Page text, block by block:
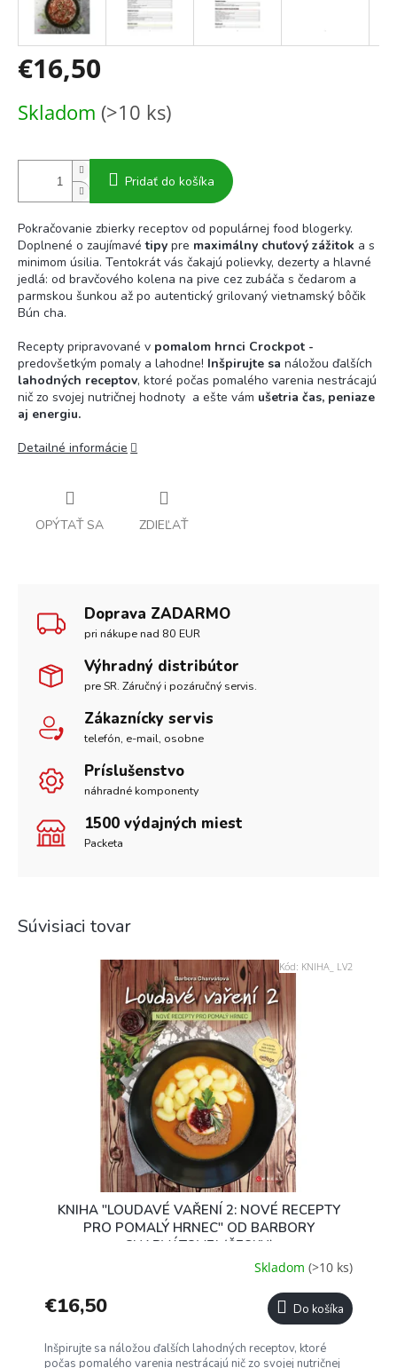
€16,50
cena:
Skladom (>10 ks)
Pridať do košíka
Pokračovanie zbierky receptov od populárnej food blogerky.
Doplnené o zaujímavé tipy pre maximálny chuťový zážitok a s
minimom úsilia. Tentokrát vás čakajú polievky, dezerty a hlavné
jedlá: od bravčového kolena na pive cez zubáča s čedarom a
parmskou šunkou až po autentický grilovaný vietnamský bôčik
Bún cha.
Recepty pripravované v pomalom hrnci Crockpot -
predovšetkým pomaly a lahodne! Inšpirujte sa náložou ďalších
lahodných receptov, ktoré počas pomalého varenia nestrácajú
nič zo svojej nutričnej hodnoty a ešte vám ušetria čas, peniaze
aj energiu.
Detailné informácie
OPÝTAŤ SA ZDIEĽAŤ
Doprava ZADARMO
pri nákupe nad 80 EUR
Výhradný distribútor
pre SR. Záručný i pozáručný servis.
Zákaznícky servis
telefón, e-mail, osobne
Príslušenstvo
náhradné komponenty
1500 výdajných miest
Packeta
Súvisiaci tovar
KNIHA "LOUDAVÉ VAŘENÍ 2: NOVÉ RECEPTY
PRO POMALÝ HRNEC" OD BARBORY
CHARVÁTOVEJ (ČESKY)
Skladom (>10 ks)
€16,50 Do košíka
Inšpirujte sa náložou ďalších lahodných receptov, ktoré
počas pomalého varenia nestrácajú nič zo svojej nutričnej
Kód: KNIHA_ LV2